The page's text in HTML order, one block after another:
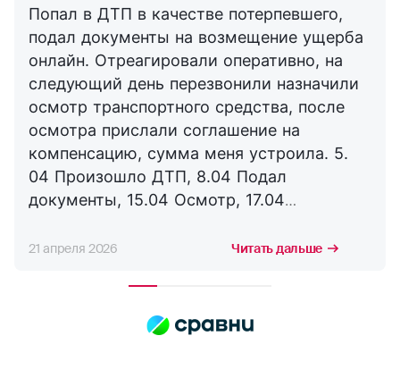
Попал в ДТП в качестве потерпевшего,
подал документы на возмещение ущерба
онлайн. Отреагировали оперативно, на
следующий день перезвонили назначили
осмотр транспортного средства, после
осмотра прислали соглашение на
компенсацию, сумма меня устроила. 5.
04 Произошло ДТП, 8.04 Подал
документы, 15.04 Осмотр, 17.04
сотрудничать с компанией дальше,
21 апреля 2026 Читать дальше